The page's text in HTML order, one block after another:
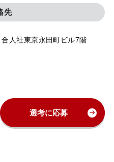
先
人社東京永田町ビル7階
選考に応募